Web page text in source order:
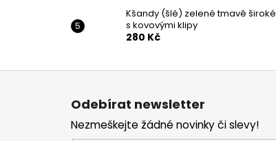
Kšandy (šlé) zelené tmavě široké
s kovovými klipy
280 Kč
Z
Odebírat newsletter
Nezmeškejte žádné novinky či slevy!